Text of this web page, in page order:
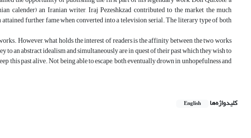
calender) an Iranian writer, Iraj Pezeshkzad contributed to the market the much
further fame when converted into a television serial. The literary type of both
However, what holds the interest of readers is the affinity between the two works
an abstract idealism and simultaneously are in quest of their past which they wish to
past alive. Not being able to escape, both eventually drown in unhopefulness and
کلیدواژه‌ها English